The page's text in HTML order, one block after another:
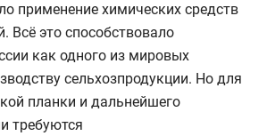
применение химических средств
Всё это способствовало
как одного из мировых
сельхозпродукции. Но для
планки и дальнейшего
требуются